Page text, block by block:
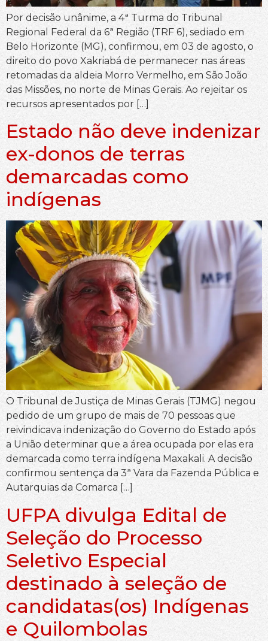
Por decisão unânime, a 4ª Turma do Tribunal
Regional Federal da 6ª Região (TRF 6), sediado em
Belo Horizonte (MG), confirmou, em 03 de agosto, o
direito do povo Xakriabá de permanecer nas áreas
retomadas da aldeia Morro Vermelho, em São João
das Missões, no norte de Minas Gerais. Ao rejeitar os
recursos apresentados por […]
Estado não deve indenizar
ex-donos de terras
demarcadas como
indígenas
O Tribunal de Justiça de Minas Gerais (TJMG) negou
pedido de um grupo de mais de 70 pessoas que
reivindicava indenização do Governo do Estado após
a União determinar que a área ocupada por elas era
demarcada como terra indígena Maxakali. A decisão
confirmou sentença da 3ª Vara da Fazenda Pública e
Autarquias da Comarca […]
UFPA divulga Edital de
Seleção do Processo
Seletivo Especial
destinado à seleção de
candidatas(os) Indígenas
e Quilombolas